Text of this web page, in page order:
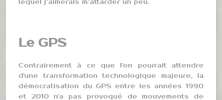
lequel j’aimerais m’attarder un peu.
Le GPS
Contrairement à ce que l'on pourrait attendre
d'une transformation technologique majeure, la
démocratisation du GPS entre les années 1990
et 2010 n'a pas provoqué de mouvements de